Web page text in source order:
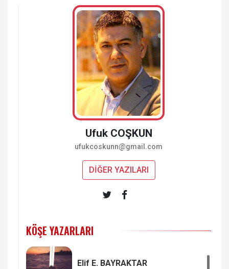
Ufuk COŞKUN
ufukcoskunn@gmail.com
DİĞER YAZILARI
KÖŞE YAZARLARI
Elif E. BAYRAKTAR